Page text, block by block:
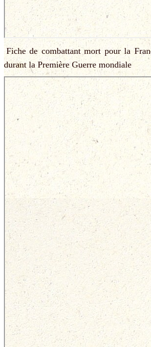
Fiche de combattant mort pour la
durant la Première Guerre mondiale